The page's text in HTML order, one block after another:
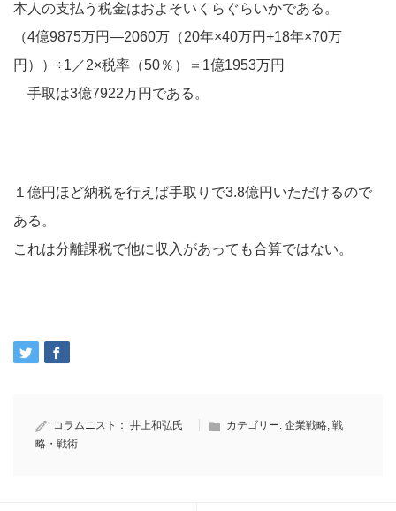
本人の支払う税金はおよそいくらぐらいかである。
（4億9875万円―2060万（20年×40万円+18年×70万
円））÷1／2×税率（50％）＝1億1953万円
手取は3億7922万円である。
１億円ほど納税を行えば手取りで3.8億円いただけるので
ある。
これは分離課税で他に収入があっても合算ではない。
コラムニスト： 井上和弘氏 カテゴリー: 企業戦略, 戦
略・戦術